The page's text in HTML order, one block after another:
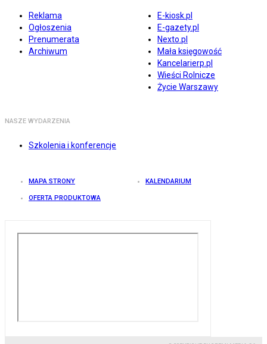
Reklama
Ogłoszenia
Prenumerata
Archiwum
E-kiosk.pl
E-gazety.pl
Nexto.pl
Mała księgowość
Kancelarierp.pl
Wieści Rolnicze
Życie Warszawy
NASZE WYDARZENIA
Szkolenia i konferencje
MAPA STRONY KALENDARIUM
OFERTA PRODUKTOWA